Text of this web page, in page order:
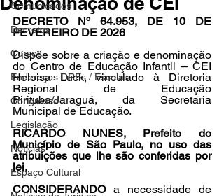
Comunicados
Decretos
Cursos
Endereços DREs / Escolas
Congresso
Legislação
Notícias
Espaço Cultural
DECRETO Nº 64.953, DE 10 DE
FEVEREIRO DE 2026
Dispõe sobre a criação e denominação
do Centro de Educação Infantil – CEI
Heloisa Luck, vinculado à Diretoria
Regional de Educação
Pirituba/Jaraguá, da Secretaria
Municipal de Educação.
RICARDO NUNES, Prefeito do
Município de São Paulo, no uso das
atribuições que lhe são conferidas por
lei,
CONSIDERANDO a necessidade de